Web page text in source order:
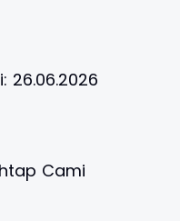
26.06.2026
Cami